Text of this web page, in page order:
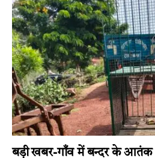
बड़ी खबर-गाँव में बन्दर के आतंक